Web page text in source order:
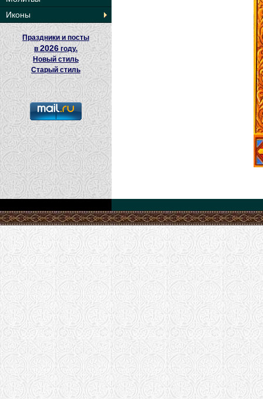
Иконы
Праздники и посты
в2026 году.
Новый стиль
Старый стиль